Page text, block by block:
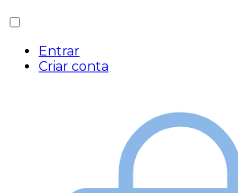
Entrar
Criar conta